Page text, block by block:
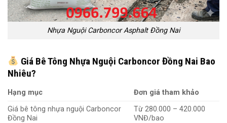
Nhựa Nguội Carboncor Asphalt Đồng Nai
Giá Bê Tông Nhựa Nguội Carboncor Đồng Nai Bao
Nhiêu?
Hạng mục
Đơn giá tham khảo
Giá bê tông nhựa nguội Carboncor
Đồng Nai
Từ 280.000 – 420.000
VNĐ/bao